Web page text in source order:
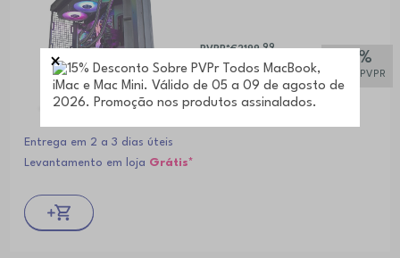
-9%
sobre PVPR
PVPR*€2199,99
1.999,99
Entrega em 2 a 3 dias úteis
Levantamento em loja Grátis*